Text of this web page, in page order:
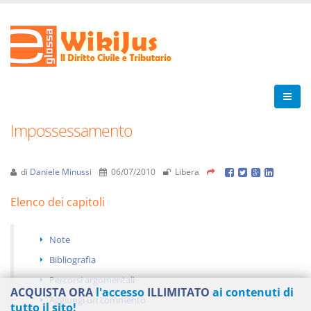
Impossessamento
di Daniele Minussi 06/07/2010 Libera
Elenco dei capitoli
Note
Bibliografia
Percorsi argomentali
Aggiungi un commento
ACQUISTA ORA l'accesso ILLIMITATO ai contenuti di
tutto il sito!